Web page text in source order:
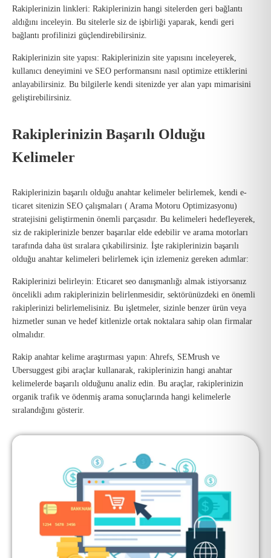
Rakiplerinizin linkleri: Rakiplerinizin hangi sitelerden geri bağlantı
aldığını inceleyin. Bu sitelerle siz de işbirliği yaparak, kendi geri
bağlantı profilinizi güçlendirebilirsiniz.
Rakiplerinizin site yapısı: Rakiplerinizin site yapısını inceleyerek,
kullanıcı deneyimini ve SEO performansını nasıl optimize ettiklerini
anlayabilirsiniz. Bu bilgilerle kendi sitenizde yer alan yapı mimarisini
geliştirebilirsiniz.
Rakiplerinizin Başarılı Olduğu
Kelimeler
Rakiplerinizin başarılı olduğu anahtar kelimeler belirlemek, kendi e-
ticaret sitenizin SEO çalışmaları ( Arama Motoru Optimizasyonu)
stratejisini geliştirmenin önemli parçasıdır. Bu kelimeleri hedefleyerek,
siz de rakiplerinizle benzer başarılar elde edebilir ve arama motorları
tarafında daha üst sıralara çıkabilirsiniz. İşte rakiplerinizin başarılı
olduğu anahtar kelimeleri belirlemek için izlemeniz gereken adımlar:
Rakiplerinizi belirleyin: Eticaret seo danışmanlığı almak istiyorsanız
öncelikli adım rakiplerinizin belirlenmesidir, sektörünüzdeki en önemli
rakiplerinizi belirlemelisiniz. Bu işletmeler, sizinle benzer ürün veya
hizmetler sunan ve hedef kitlenizle ortak noktalara sahip olan firmalar
olmalıdır.
Rakip anahtar kelime araştırması yapın: Ahrefs, SEMrush ve
Ubersuggest gibi araçlar kullanarak, rakiplerinizin hangi anahtar
kelimelerde başarılı olduğunu analiz edin. Bu araçlar, rakiplerinizin
organik trafik ve ödenmiş arama sonuçlarında hangi kelimelerle
sıralandığını gösterir.